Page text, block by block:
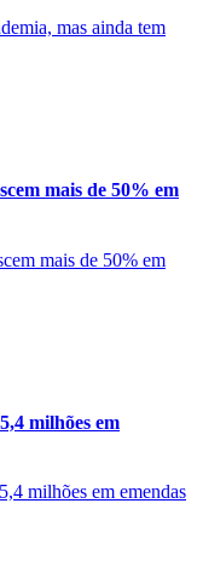
mais de 50% em
milhões em